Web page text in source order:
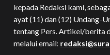
kepada Redaksi kami,
ayat (11) dan (12) Undang-
tentang Pers. Artikel/berita
melalui email: